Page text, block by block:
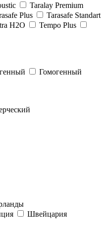
Taralay Premium
Plus
Tarasafe Standart
H2O
Tempo Plus
Гомогенный
Швейцария